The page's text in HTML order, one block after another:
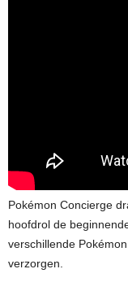
Pokémon Concierge
hoofdrol de
verschillende
verzorgen.